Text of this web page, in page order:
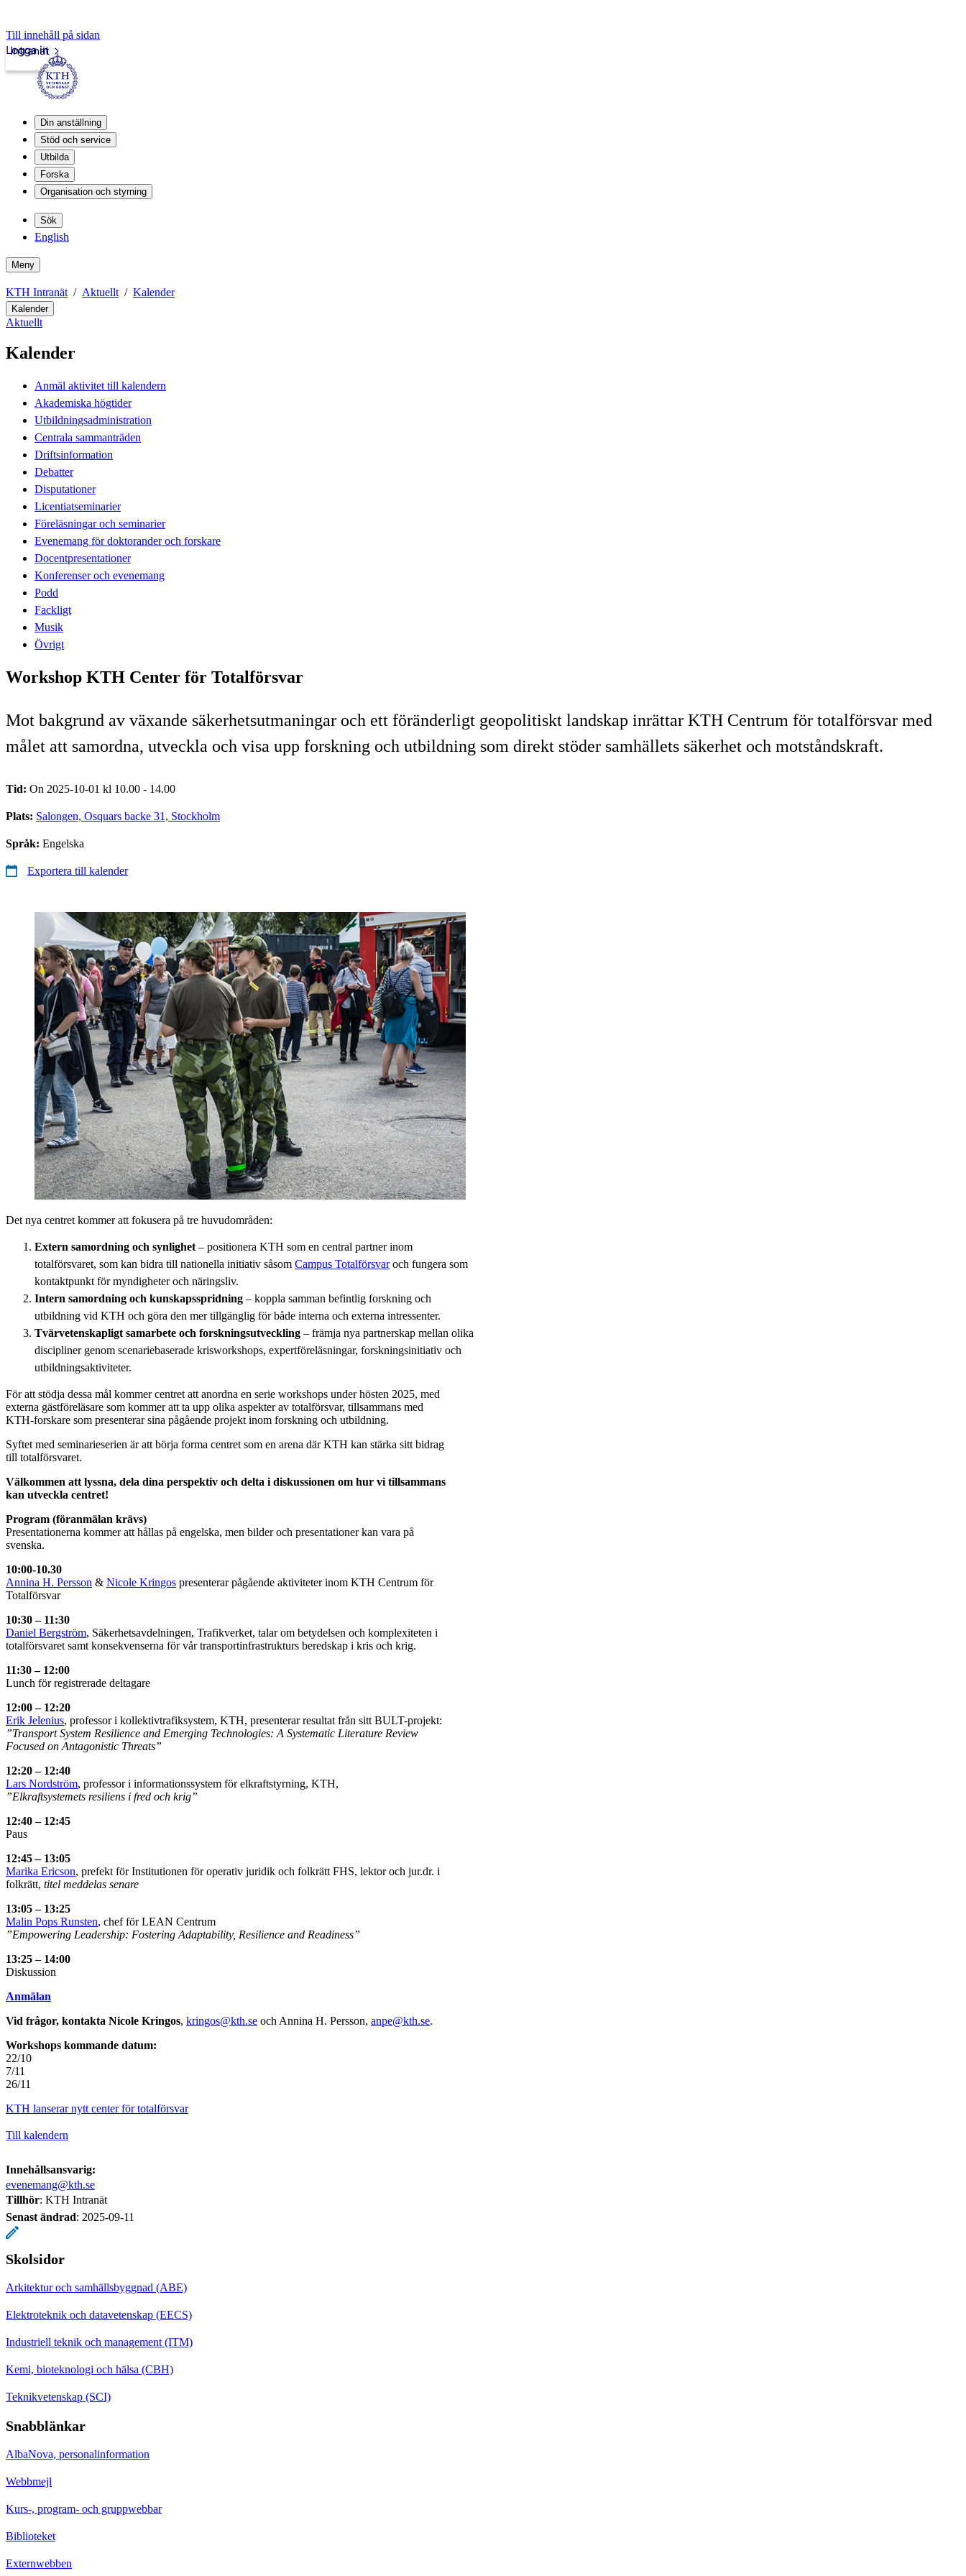
Till innehåll på sidan
Intranät
Logga in
Din anställning
Stöd och service
Utbilda
Forska
Organisation och styrning
Sök
English
Meny
KTH Intranät Aktuellt Kalender
Kalender
Aktuellt
Kalender
Anmäl aktivitet till kalendern
Akademiska högtider
Utbildningsadministration
Centrala sammanträden
Driftsinformation
Debatter
Disputationer
Licentiatseminarier
Föreläsningar och seminarier
Evenemang för doktorander och forskare
Docentpresentationer
Konferenser och evenemang
Podd
Fackligt
Musik
Övrigt
Workshop KTH Center för Totalförsvar
Mot bakgrund av växande säkerhetsutmaningar och ett föränderligt geopolitiskt landskap inrättar KTH Centrum för totalförsvar med
målet att samordna, utveckla och visa upp forskning och utbildning som direkt stöder samhällets säkerhet och motståndskraft.
Tid: On 2025-10-01 kl 10.00 - 14.00
Plats: Salongen, Osquars backe 31, Stockholm
Språk: Engelska
Exportera till kalender
Det nya centret kommer att fokusera på tre huvudområden:
Extern samordning och synlighet – positionera KTH som en central partner inom
totalförsvaret, som kan bidra till nationella initiativ såsom Campus Totalförsvaroch fungera som
kontaktpunkt för myndigheter och näringsliv.
Intern samordning och kunskapsspridning – koppla samman befintlig forskning och
utbildning vid KTH och göra den mer tillgänglig för både interna och externa intressenter.
Tvärvetenskapligt samarbete och forskningsutveckling – främja nya partnerskap mellan olika
discipliner genom scenariebaserade krisworkshops, expertföreläsningar, forskningsinitiativ och
utbildningsaktiviteter.
För att stödja dessa mål kommer centret att anordna en serie workshops under hösten 2025, med
externa gästföreläsare som kommer att ta upp olika aspekter av totalförsvar, tillsammans med
KTH-forskare som presenterar sina pågående projekt inom forskning och utbildning.
Syftet med seminarieserien är att börja forma centret som en arena där KTH kan stärka sitt bidrag
till totalförsvaret.
Välkommen att lyssna, dela dina perspektiv och delta i diskussionen om hur vi tillsammans
kan utveckla centret!
Program (föranmälan krävs)
Presentationerna kommer att hållas på engelska, men bilder och presentationer kan vara på
svenska.
10:00-10.30
Annina H. Persson & Nicole Kringos presenterar pågående aktiviteter inom KTH Centrum för
Totalförsvar
10:30 – 11:30
Daniel Bergström, Säkerhetsavdelningen, Trafikverket, talar om betydelsen och komplexiteten i
totalförsvaret samt konsekvenserna för vår transportinfrastrukturs beredskap i kris och krig.
11:30 – 12:00
Lunch för registrerade deltagare
12:00 – 12:20
Erik Jelenius, professor i kollektivtrafiksystem, KTH, presenterar resultat från sitt BULT-projekt:
”Transport System Resilience and Emerging Technologies: A Systematic Literature Review
Focused on Antagonistic Threats”
12:20 – 12:40
Lars Nordström, professor i informationssystem för elkraftstyrning, KTH,
”Elkraftsystemets resiliens i fred och krig”
12:40 – 12:45
Paus
12:45 – 13:05
Marika Ericson, prefekt för Institutionen för operativ juridik och folkrätt FHS, lektor och jur.dr. i
folkrätt, titel meddelas senare
13:05 – 13:25
Malin Pops Runsten, chef för LEAN Centrum
”Empowering Leadership: Fostering Adaptability, Resilience and Readiness”
13:25 – 14:00
Diskussion
Anmälan
Vid frågor, kontakta Nicole Kringos, kringos@kth.se och Annina H. Persson, anpe@kth.se.
Workshops kommande datum:
22/10
7/11
26/11
KTH lanserar nytt center för totalförsvar
Till kalendern
Innehållsansvarig:
evenemang@kth.se
Tillhör: KTH Intranät
Senast ändrad: 2025-09-11
Skolsidor
Arkitektur och samhällsbyggnad (ABE)
Elektroteknik och datavetenskap (EECS)
Industriell teknik och management (ITM)
Kemi, bioteknologi och hälsa (CBH)
Teknikvetenskap (SCI)
Snabblänkar
AlbaNova, personalinformation
Webbmejl
Kurs-, program- och gruppwebbar
Biblioteket
Externwebben